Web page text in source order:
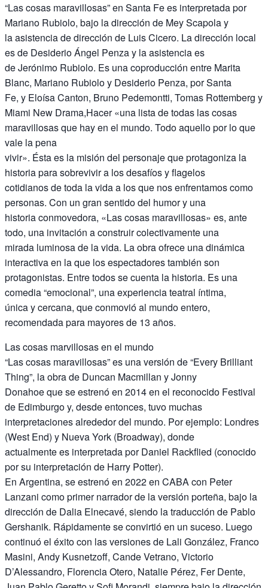
“Las cosas maravillosas” en Santa Fe es interpretada por
Mariano Rubiolo, bajo la dirección de Mey Scapola y
la asistencia de dirección de Luis Cicero. La dirección local
es de Desiderio Ángel Penza y la asistencia es
de Jerónimo Rubiolo. Es una coproducción entre Marita
Blanc, Mariano Rubiolo y Desiderio Penza, por Santa
Fe, y Eloísa Canton, Bruno Pedemontti, Tomas Rottemberg y
Miami New Drama,Hacer «una lista de todas las cosas
maravillosas que hay en el mundo. Todo aquello por lo que
vale la pena
vivir». Ésta es la misión del personaje que protagoniza la
historia para sobrevivir a los desafíos y flagelos
cotidianos de toda la vida a los que nos enfrentamos como
personas. Con un gran sentido del humor y una
historia conmovedora, «Las cosas maravillosas» es, ante
todo, una invitación a construir colectivamente una
mirada luminosa de la vida. La obra ofrece una dinámica
interactiva en la que los espectadores también son
protagonistas. Entre todos se cuenta la historia. Es una
comedia “emocional”, una experiencia teatral íntima,
única y cercana, que conmovió al mundo entero,
recomendada para mayores de 13 años.
Las cosas marvillosas en el mundo
“Las cosas maravillosas” es una versión de “Every Brilliant
Thing”, la obra de Duncan Macmillan y Jonny
Donahoe que se estrenó en 2014 en el reconocido Festival
de Edimburgo y, desde entonces, tuvo muchas
interpretaciones alrededor del mundo. Por ejemplo: Londres
(West End) y Nueva York (Broadway), donde
actualmente es interpretada por Daniel Rackflied (conocido
por su interpretación de Harry Potter).
En Argentina, se estrenó en 2022 en CABA con Peter
Lanzani como primer narrador de la versión porteña, bajo la
dirección de Dalia Elnecavé, siendo la traducción de Pablo
Gershanik. Rápidamente se convirtió en un suceso. Luego
continuó el éxito con las versiones de Lali González, Franco
Masini, Andy Kusnetzoff, Cande Vetrano, Victorio
D’Alessandro, Florencia Otero, Natalie Pérez, Fer Dente,